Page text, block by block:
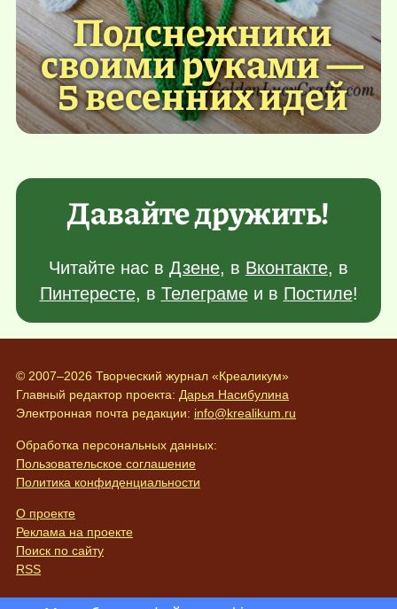
Подснежники
своими руками —
5 весенних идей
Давайте дружить!
Читайте нас в Дзене, в Вконтакте, в
Пинтересте, в Телеграмеи в Постиле!
© 2007–2026 Творческий журнал «Креаликум»
Главный редактор проекта: Дарья Насибулина
Электронная почта редакции: info@krealikum.ru
Обработка персональных данных:
Пользовательское соглашение
Политика конфиденциальности
О проекте
Реклама на проекте
Поиск по сайту
RSS